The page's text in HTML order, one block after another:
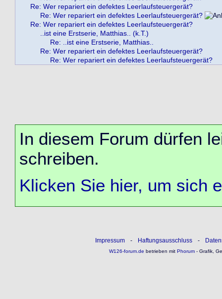
Re: Wer repariert ein defektes Leerlaufsteuergerät?
Re: Wer repariert ein defektes Leerlaufsteuergerät?
Re: Wer repariert ein defektes Leerlaufsteuergerät?
..ist eine Erstserie, Matthias.. (k.T.)
Re: ..ist eine Erstserie, Matthias..
Re: Wer repariert ein defektes Leerlaufsteuergerät?
Re: Wer repariert ein defektes Leerlaufsteuergerät?
In diesem Forum dürfen
schreiben.
Klicken Sie hier, um sich
Impressum - Haftungsausschluss -
W126-forum.de betrieben mitPhorum- Grafik,